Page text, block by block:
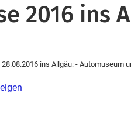
2016 ins
ins Allgäu: - Automuseum